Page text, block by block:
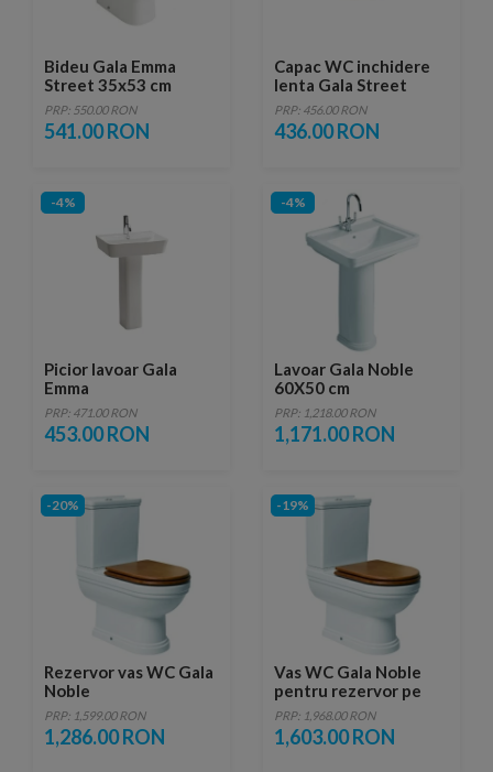
Bideu Gala Emma
Street 35x53 cm
PRP: 550.00 RON
541.00 RON
Capac WC inchidere
lenta Gala Street
Square
PRP: 456.00 RON
436.00 RON
-4%
Picior lavoar Gala
Emma
PRP: 471.00 RON
453.00 RON
-4%
Lavoar Gala Noble
60X50 cm
PRP: 1,218.00 RON
1,171.00 RON
-20%
Rezervor vas WC Gala
Noble
PRP: 1,599.00 RON
1,286.00 RON
-19%
Vas WC Gala Noble
pentru rezervor pe
vas 68x36 cm
PRP: 1,968.00 RON
1,603.00 RON